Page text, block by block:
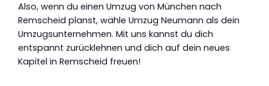
Also, wenn du einen Umzug von München nach
Remscheid planst, wähle Umzug Neumann als dein
Umzugsunternehmen. Mit uns kannst du dich
entspannt zurücklehnen und dich auf dein neues
Kapitel in Remscheid freuen!